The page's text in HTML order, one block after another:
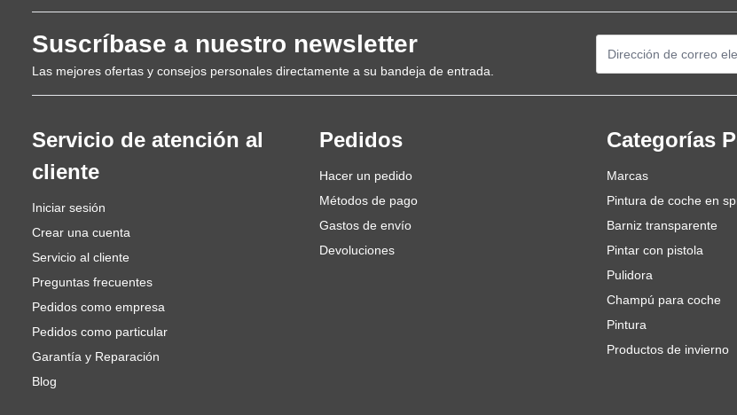
Suscríbase a nuestro newsletter
Las mejores ofertas y consejos personales directamente a su bandeja de entrada.
Servicio de atención al
cliente
Iniciar sesión
Crear una cuenta
Servicio al cliente
Preguntas frecuentes
Pedidos como empresa
Pedidos como particular
Garantía y Reparación
Blog
Pedidos
Hacer un pedido
Métodos de pago
Gastos de envío
Devoluciones
Categorías
Marcas
Pintura de coche en
Barniz transparente
Pintar con pistola
Pulidora
Champú para coche
Pintura
Productos de invierno